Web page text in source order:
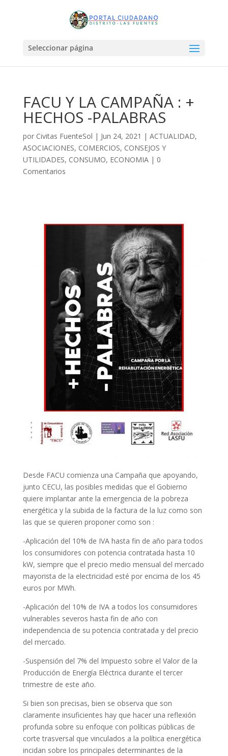
Seleccionar página
FACU Y LA CAMPAÑA : +
HECHOS -PALABRAS
por Civitas FuenteSol | Jun 24, 2021 | ACTUALIDAD,
ASOCIACIONES, COMERCIOS, CONSEJOS Y
UTILIDADES, CONSUMO, ECONOMIA| 0
Comentarios
Desde FACU comienza una Campaña que apoyando,
junto CECU, las posibles medidas que el Gobierno
quiere implantar ante la emergencia de la pobreza
energética y la subida de la factura de la luz como son
las que se quieren proponer como son :
-Aplicación del 10% de IVA hasta fin de año para todos
los consumidores con potencia contratada hasta 10
kW, siempre que el precio medio mensual del mercado
mayorista de la electricidad esté por encima de los 45
euros por MWh.
-Aplicación del 10% de IVA a todos los consumidores
vulnerables severos hasta fin de año con
independencia de su potencia contratada y del precio
del mercado.
-Suspensión del 7% del Impuesto sobre el Valor de la
Producción de Energía Eléctrica durante el tercer
trimestre de este año.
Si bien son precisas, bien se observa que son
claramente insuficientes hay que hacer una reflexión
profunda sobre su enfoque con políticas públicas de
corte trasversal que vinculados a la política energética
incidan sobre los principales determinantes de la